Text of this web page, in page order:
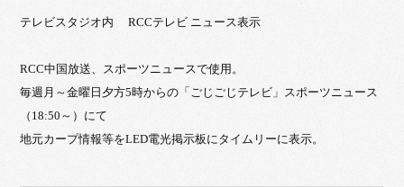
テレビスタジオ内 RCCテレビ ニュース表示
RCC中国放送、スポーツニュースで使用。
毎週月～金曜日夕方5時からの「ごじごじテレビ」スポーツニュース
（18:50～）にて
地元カープ情報等をLED電光掲示板にタイムリーに表示。